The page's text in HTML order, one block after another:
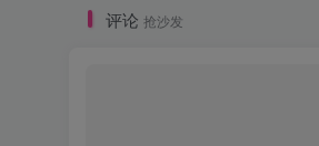
评论 抢沙发